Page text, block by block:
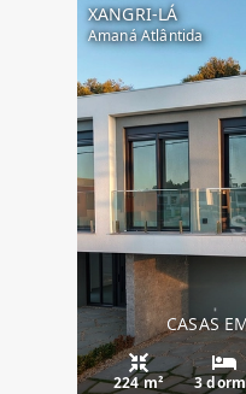
XANGRI-LÁ
Amaná Atlântida
CASAS
224 m² 3